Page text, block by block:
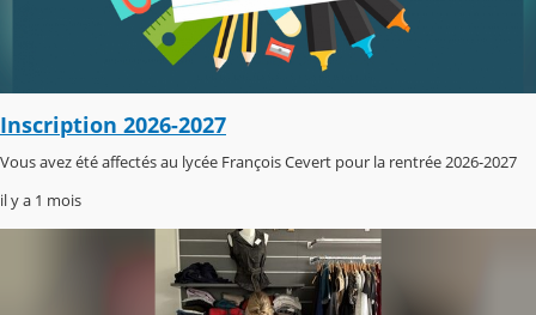
Inscription 2026-2027
Vous avez été affectés au lycée François Cevert pour la rentrée 2026-2027
il y a 1 mois